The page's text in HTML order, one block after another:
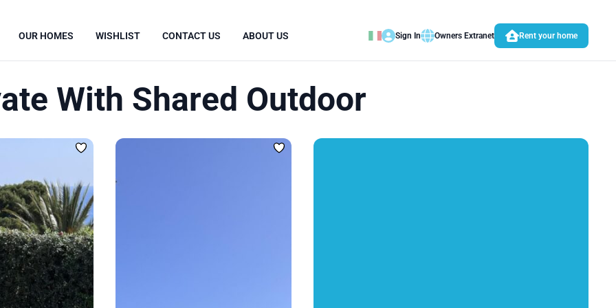
OUR HOMES WISHLIST CONTACT US ABOUT US Sign In Owners Extranet Rent your home
With Shared Outdoor